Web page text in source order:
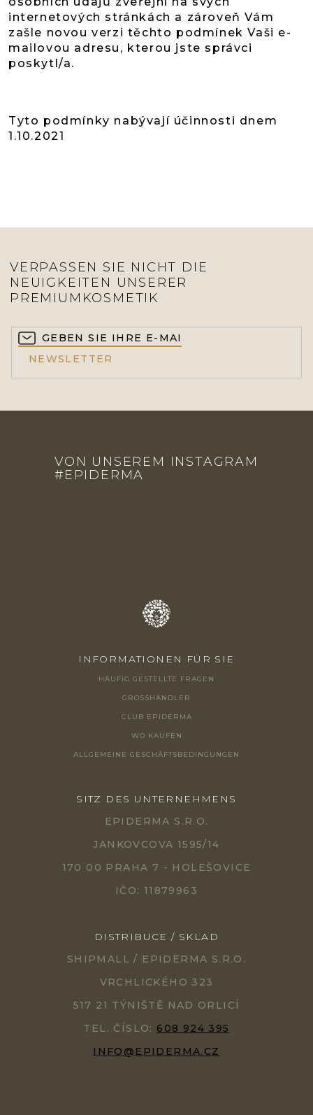
internetových stránkách a zároveň Vám
zašle novou verzi těchto podmínek Vaši e-
mailovou adresu, kterou jste správci
poskytl/a.
Tyto podmínky nabývají účinnosti dnem
1.10.2021
VERPASSEN SIE NICHT DIE
NEUIGKEITEN UNSERER
PREMIUMKOSMETIK
NEWSLETTER
VON UNSEREM INSTAGRAM
#EPIDERMA
INFORMATIONEN FÜR SIE
HÄUFIG GESTELLTE FRAGEN
GROSSHÄNDLER
CLUB EPIDERMA
WO KAUFEN
ALLGEMEINE GESCHÄFTSBEDINGUNGEN
SITZ DES UNTERNEHMENS
EPIDERMA S.R.O.
JANKOVCOVA 1595/14
170 00 PRAHA 7 - HOLEŠOVICE
IČO: 11879963
DISTRIBUCE / SKLAD
SHIPMALL / EPIDERMA S.R.O.
VRCHLICKÉHO 323
517 21 TÝNIŠTĚ NAD ORLICÍ
TEL. ČÍSLO: 608 924 395
INFO@EPIDERMA.CZ